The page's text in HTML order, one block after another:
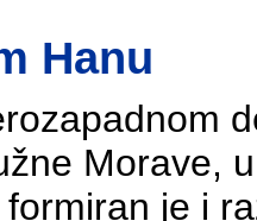
Hanu
Morave,
je i